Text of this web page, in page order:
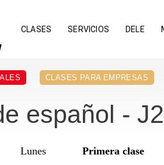
CLASES SERVICIOS DELE
CLASES PARA EMPRESAS
español -
Lunes Primera clase